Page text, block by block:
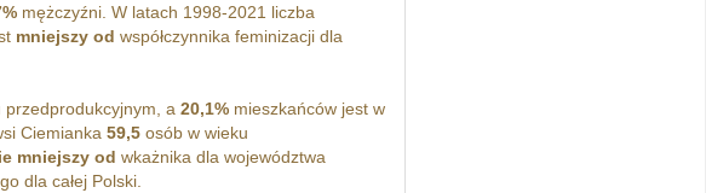
mężczyźni. W latach 1998-2021 liczba
mniejszy od współczynnika feminizacji dla
a 20,1%mieszkańców jest w
Ciemianka 59,5osób w wieku
mniejszy od wkażnika dla województwa
dla całej Polski.